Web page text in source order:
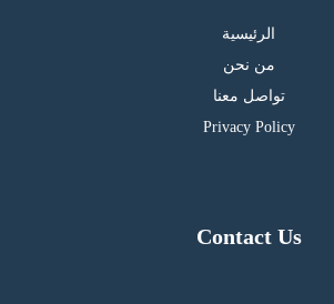
الرئيسية
من نحن
تواصل معنا
Privacy Policy
Contact Us